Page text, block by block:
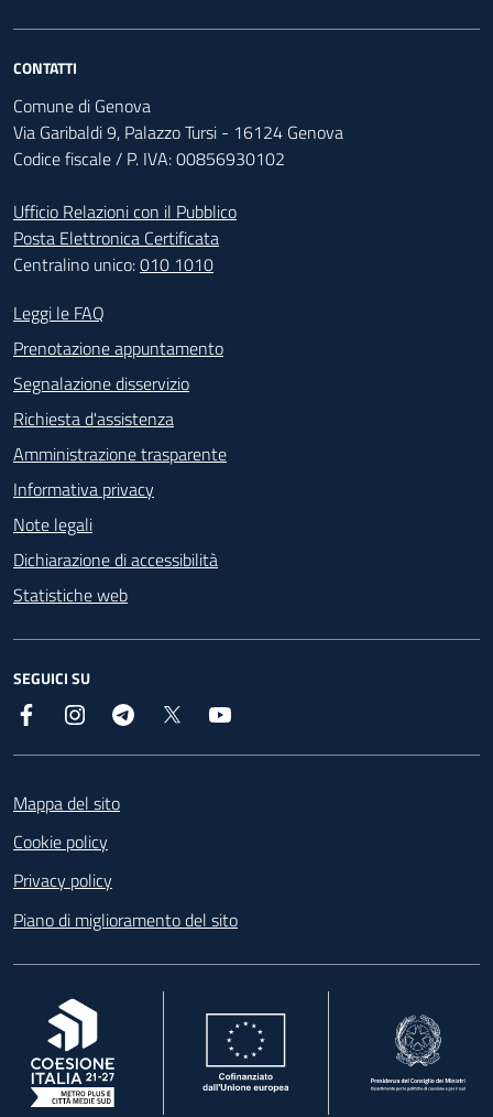
CONTATTI
Comune di Genova
Via Garibaldi 9, Palazzo Tursi - 16124 Genova
Codice fiscale / P. IVA: 00856930102
Ufficio Relazioni con il Pubblico
Posta Elettronica Certificata
Centralino unico:010 1010
Footer - Contatti
Leggi le FAQ
Prenotazione appuntamento
Segnalazione disservizio
Richiesta d'assistenza
Amministrazione trasparente
Informativa privacy
Note legali
Dichiarazione di accessibilità
Statistiche web
SEGUICI SU
Facebook InstagramTelegram
Mappa del sito
Cookie policy
Privacy policy
Piano di miglioramento del sito
, apre in una nuova scheda